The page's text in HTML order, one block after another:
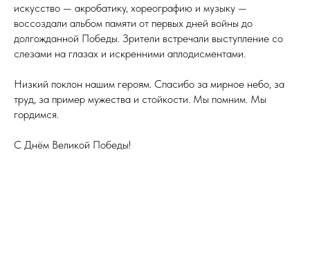
искусство — акробатику, хореографию и музыку —
воссоздали альбом памяти от первых дней войны до
долгожданной Победы. Зрители встречали выступление со
слезами на глазах и искренними аплодисментами.
Низкий поклон нашим героям. Спасибо за мирное небо, за
труд, за пример мужества и стойкости. Мы помним. Мы
гордимся.
С Днём Великой Победы!